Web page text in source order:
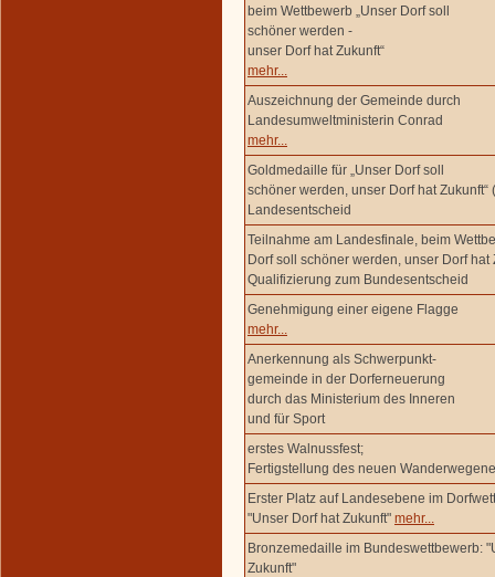
beim Wettbewerb „Unser Dorf soll
schöner werden -
unser Dorf hat Zukunft“
mehr...
Auszeichnung der Gemeinde durch
Landesumweltministerin Conrad
mehr...
Goldmedaille für „Unser Dorf soll
schöner werden, unser Dorf hat Zukunft“
Landesentscheid
Teilnahme am Landesfinale, beim
Dorf soll schöner werden, unser Dorf hat
Qualifizierung zum Bundesentscheid
Genehmigung einer eigene Flagge
mehr...
Anerkennung als Schwerpunkt-
gemeinde in der Dorferneuerung
durch das Ministerium des Inneren
und für Sport
erstes Walnussfest;
Fertigstellung des neuen
Erster Platz auf Landesebene im
"Unser Dorf hat Zukunft" mehr...
Bronzemedaille im Bundeswettbewerb:
Zukunft"